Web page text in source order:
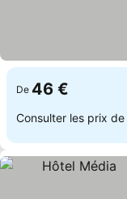
De 46 €
Consulter les prix de